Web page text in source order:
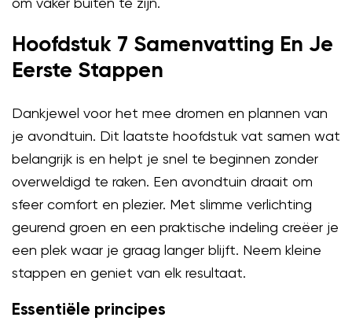
Hoofdstuk 7 Samenvatting En Je
Eerste Stappen
Dankjewel voor het mee dromen en plannen van
je avondtuin. Dit laatste hoofdstuk vat samen wat
belangrijk is en helpt je snel te beginnen zonder
overweldigd te raken. Een avondtuin draait om
sfeer comfort en plezier. Met slimme verlichting
geurend groen en een praktische indeling creëer je
een plek waar je graag langer blijft. Neem kleine
stappen en geniet van elk resultaat.
Essentiële principes